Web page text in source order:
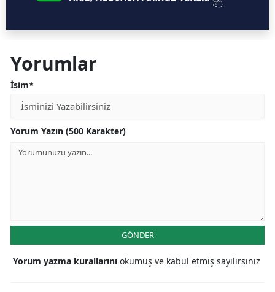
Yorumlar
İsim*
Yorum Yazın (500 Karakter)
GÖNDER
Yorum yazma kurallarını okumuş ve kabul etmiş sayılırsınız